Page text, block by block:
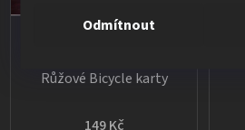
Odmítnout
Bicycle Rider Back
149 Kč
Růžové Bicycle karty